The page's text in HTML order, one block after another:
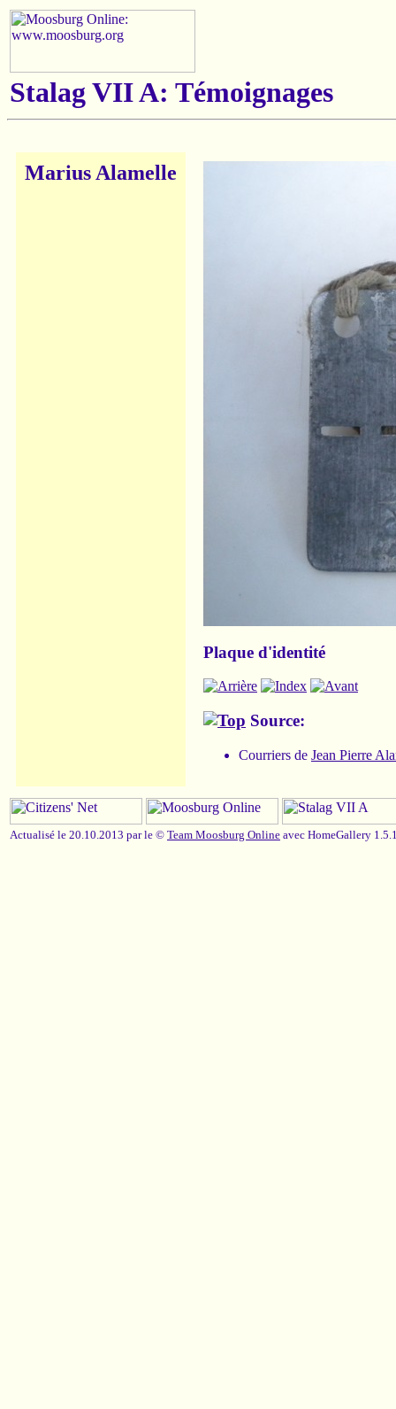
Stalag VII A: Témoignages
Marius Alamelle
Plaque d'identité
Source:
Courriers de Jean Pierre
Actualisé le 20.10.2013 par le © Team Moosburg Online avec HomeGallery